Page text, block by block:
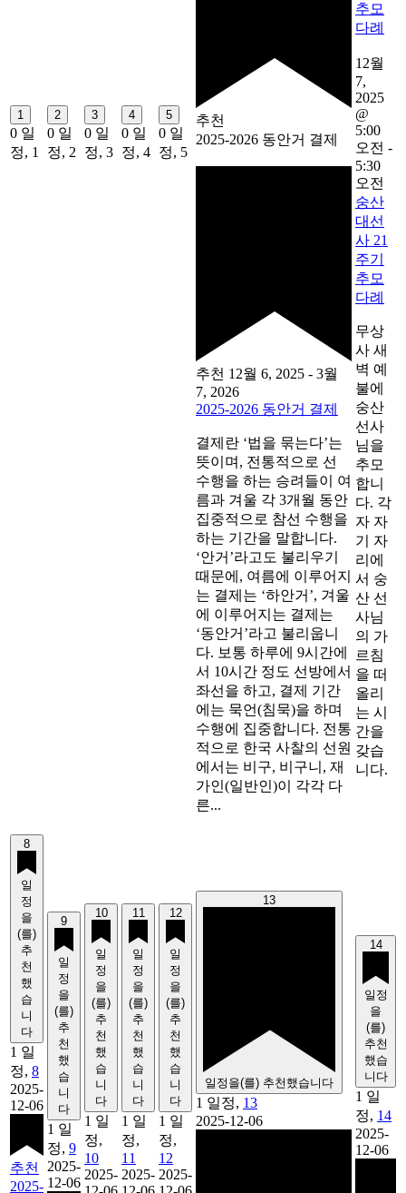
1
0 일
정, 1
2
0 일
정, 2
3
0 일
정, 3
4
0 일
정, 4
5
0 일
정, 5
추천
2025-2026 동안거 결제
추천 12월 6, 2025 - 3월
7, 2026
2025-2026 동안거 결제
결제란 ‘법을 묶는다’는
뜻이며, 전통적으로 선
수행을 하는 승려들이 여
름과 겨울 각 3개월 동안
집중적으로 참선 수행을
하는 기간을 말합니다.
‘안거’라고도 불리우기
때문에, 여름에 이루어지
는 결제는 ‘하안거’, 겨울
에 이루어지는 결제는
‘동안거’라고 불리웁니
다. 보통 하루에 9시간에
서 10시간 정도 선방에서
좌선을 하고, 결제 기간
에는 묵언(침묵)을 하며
수행에 집중합니다. 전통
적으로 한국 사찰의 선원
에서는 비구, 비구니, 재
가인(일반인)이 각각 다
른...
추모
다례
12월
7,
2025
@
5:00
오전 -
5:30
오전
숭산
대선
사 21
주기
추모
다례
무상
사 새
벽 예
불에
숭산
선사
님을
추모
합니
다. 각
자 자
기 자
리에
서 숭
산 선
사님
의 가
르침
을 떠
올리
는 시
간을
갖습
니다.
8
일
정
을
(를)
추
천
했
습
니
다
1 일
정, 8
2025-
12-06
추천
2025-
9
일
정
을
(를)
추
천
했
습
니
다
1 일
정, 9
2025-
12-06
10
일
정
을
(를)
추
천
했
습
니
다
1 일
정,
10
2025-
11
일
정
을
(를)
추
천
했
습
니
다
1 일
정,
11
2025-
12
일
정
을
(를)
추
천
했
습
니
다
1 일
정,
12
2025-
13
일정을(를) 추천했습니다
1 일정, 13
2025-12-06
14
일정
을
(를)
추천
했습
니다
1 일
정, 14
2025-
12-06